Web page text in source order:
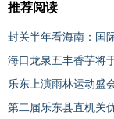
推荐阅读
封关半年看海南：国
海口龙泉五丰香芋将
乐东上演雨林运动盛
第二届乐东县直机关